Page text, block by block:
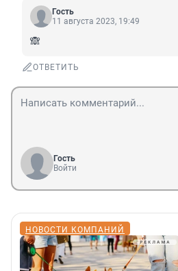
Гость
11 августа 2023, 19:49
🙈
ОТВЕТИТЬ
Гость
Войти
НОВОСТИ КОМПАНИЙ